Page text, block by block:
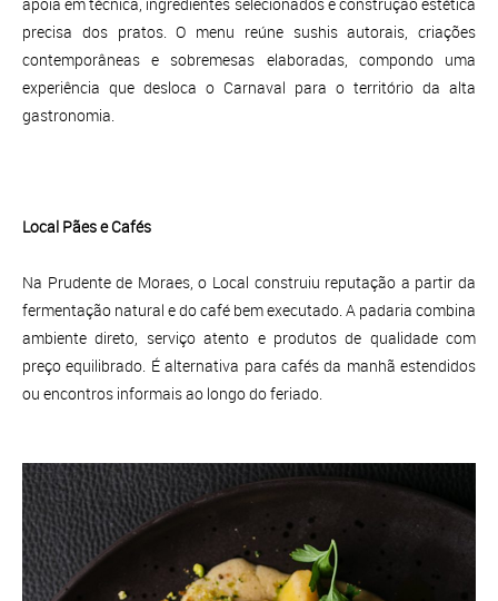
precisa dos pratos. O menu reúne sushis autorais, criações
contemporâneas e sobremesas elaboradas, compondo uma
experiência que desloca o Carnaval para o território da alta
gastronomia.
Local Pães e Cafés
Na Prudente de Moraes, o Local construiu reputação a partir da
fermentação natural e do café bem executado. A padaria combina
ambiente direto, serviço atento e produtos de qualidade com
preço equilibrado. É alternativa para cafés da manhã estendidos
ou encontros informais ao longo do feriado.